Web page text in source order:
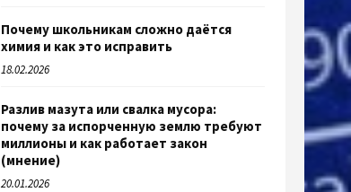
Почему школьникам сложно даётся
химия и как это исправить
18.02.2026
Разлив мазута или свалка мусора:
почему за испорченную землю требуют
миллионы и как работает закон
(мнение)
20.01.2026